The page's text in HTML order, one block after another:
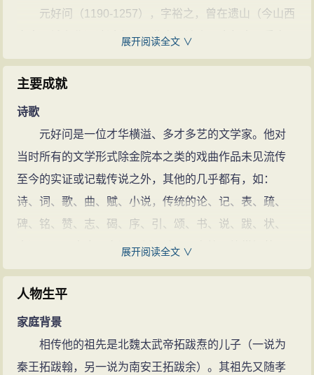
颇有地位；作有《遗山集》又名《遗
山先生文集》，编有《中州集》。
元好问（1190-1257），字裕之，曾在遗山（今山西
定襄县城东北）读过书，因此自号遗山，金朝太原秀容
（今山西忻州）人，出身于一个官宦家庭，祖系出自北
魏拓跋氏。他自幼聪明过人，四岁读书，八岁就能作
诗，十四岁拜陵川名儒郝天挺为师。潜心学习六年，研
究古代典籍，数年间精通百家，并具备了较高的文学修
养。元好问一生写了5000多首诗，今存1388首，词今存
384首。
元好问的文学成就以诗歌创作最为突出，并以“丧乱
诗”奠定了他在文学史上地位的。这些诗是在金朝灭亡前
狩后即事》五首、《俳体雪香亭杂咏》十五首、《癸巳
义。元好问的“丧乱诗”就艺术上的概括力和情感上的真挚
性来说，是杜甫以后少有的。但他不像杜甫那样对国家
的复兴还抱有希望，他是既绝望而又不甘心，郁结的感
展开阅读全文 ∨
主要成就
诗歌
元好问是一位才华横溢、多才多艺的文学家。他对
当时所有的文学形式除金院本之类的戏曲作品未见流传
至今的实证或记载传说之外，其他的几乎都有，如：
诗、词、歌、曲、赋、小说，传统的论、记、表、疏、
碑、铭、赞、志、碣、序、引、颂、书、说、跋、状、
青词，以及官府公文诏、制、诰、露布等，均掌握熟
练、运用自如。
元好问的作品，最主要的特点就是内容实在，感情
真挚，语言优美而不尚浮华。他的同时代人和后世都对
他的诗文有极高的评价。
他的朋友徐世隆说他：“作为诗文，皆有法度可观，
展开阅读全文 ∨
人物生平
家庭背景
相传他的祖先是北魏太武帝拓跋焘的儿子（一说为
秦王拓跋翰，另一说为南安王拓跋余）。其祖先又随孝